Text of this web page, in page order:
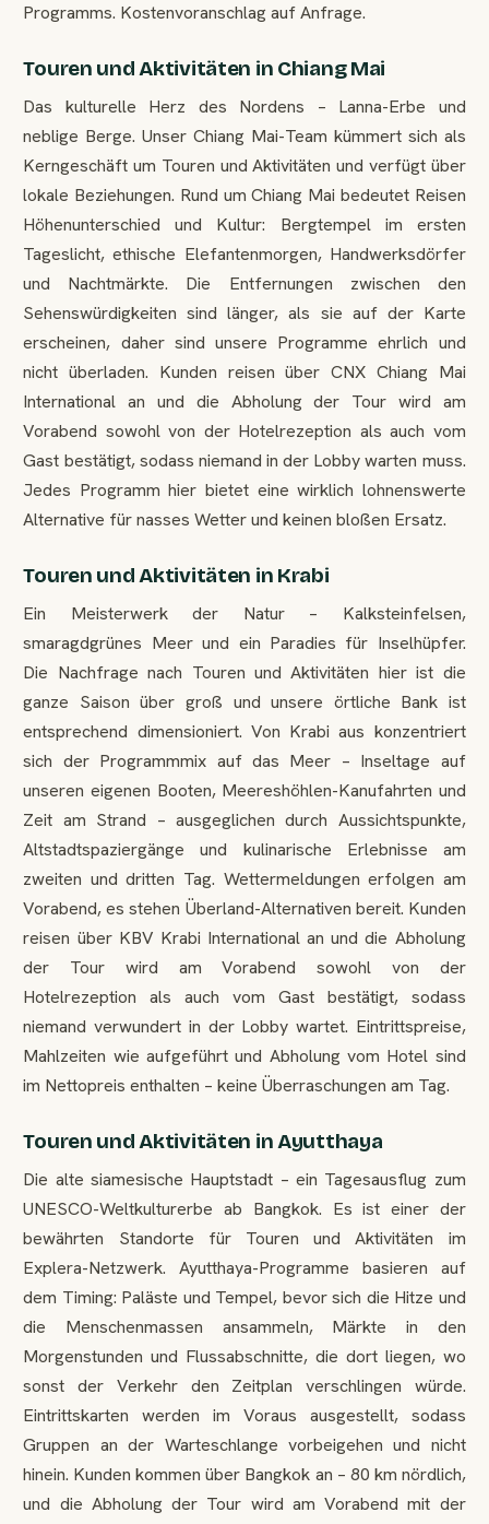
Programms. Kostenvoranschlag auf Anfrage.
Touren und Aktivitäten in Chiang Mai
Das kulturelle Herz des Nordens – Lanna-Erbe und
neblige Berge. Unser Chiang Mai-Team kümmert sich als
Kerngeschäft um Touren und Aktivitäten und verfügt über
lokale Beziehungen. Rund um Chiang Mai bedeutet Reisen
Höhenunterschied und Kultur: Bergtempel im ersten
Tageslicht, ethische Elefantenmorgen, Handwerksdörfer
und Nachtmärkte. Die Entfernungen zwischen den
Sehenswürdigkeiten sind länger, als sie auf der Karte
erscheinen, daher sind unsere Programme ehrlich und
nicht überladen. Kunden reisen über CNX Chiang Mai
International an und die Abholung der Tour wird am
Vorabend sowohl von der Hotelrezeption als auch vom
Gast bestätigt, sodass niemand in der Lobby warten muss.
Jedes Programm hier bietet eine wirklich lohnenswerte
Alternative für nasses Wetter und keinen bloßen Ersatz.
Touren und Aktivitäten in Krabi
Ein Meisterwerk der Natur – Kalksteinfelsen,
smaragdgrünes Meer und ein Paradies für Inselhüpfer.
Die Nachfrage nach Touren und Aktivitäten hier ist die
ganze Saison über groß und unsere örtliche Bank ist
entsprechend dimensioniert. Von Krabi aus konzentriert
sich der Programmmix auf das Meer – Inseltage auf
unseren eigenen Booten, Meereshöhlen-Kanufahrten und
Zeit am Strand – ausgeglichen durch Aussichtspunkte,
Altstadtspaziergänge und kulinarische Erlebnisse am
zweiten und dritten Tag. Wettermeldungen erfolgen am
Vorabend, es stehen Überland-Alternativen bereit. Kunden
reisen über KBV Krabi International an und die Abholung
der Tour wird am Vorabend sowohl von der
Hotelrezeption als auch vom Gast bestätigt, sodass
niemand verwundert in der Lobby wartet. Eintrittspreise,
Mahlzeiten wie aufgeführt und Abholung vom Hotel sind
im Nettopreis enthalten – keine Überraschungen am Tag.
Touren und Aktivitäten in Ayutthaya
Die alte siamesische Hauptstadt – ein Tagesausflug zum
UNESCO-Weltkulturerbe ab Bangkok. Es ist einer der
bewährten Standorte für Touren und Aktivitäten im
Explera-Netzwerk. Ayutthaya-Programme basieren auf
dem Timing: Paläste und Tempel, bevor sich die Hitze und
die Menschenmassen ansammeln, Märkte in den
Morgenstunden und Flussabschnitte, die dort liegen, wo
sonst der Verkehr den Zeitplan verschlingen würde.
Eintrittskarten werden im Voraus ausgestellt, sodass
Gruppen an der Warteschlange vorbeigehen und nicht
hinein. Kunden kommen über Bangkok an – 80 km nördlich,
und die Abholung der Tour wird am Vorabend mit der